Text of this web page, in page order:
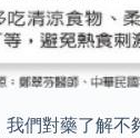
們對藥了解不